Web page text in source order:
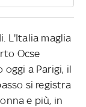
L'Italia maglia
Ocse
oggi a Parigi, il
si registra
e più, in